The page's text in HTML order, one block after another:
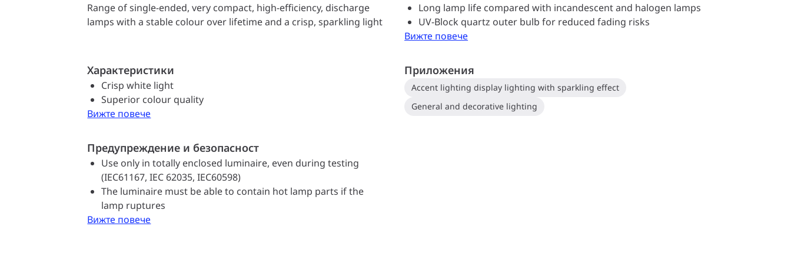
Range of single-ended, very compact, high-efficiency, discharge
lamps with a stable colour over lifetime and a crisp, sparkling light
Long lamp life compared with incandescent and halogen lamps
UV-Block quartz outer bulb for reduced fading risks
Вижте повече
Характеристики
Crisp white light
Superior colour quality
Вижте повече
Приложения
Accent lighting display lighting with sparkling effect
General and decorative lighting
Предупреждение и безопасност
Use only in totally enclosed luminaire, even during testing
(IEC61167, IEC 62035, IEC60598)
The luminaire must be able to contain hot lamp parts if the
lamp ruptures
Вижте повече